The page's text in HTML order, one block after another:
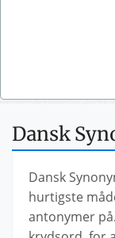
Dansk
Dansk
hurtigste
antonymer